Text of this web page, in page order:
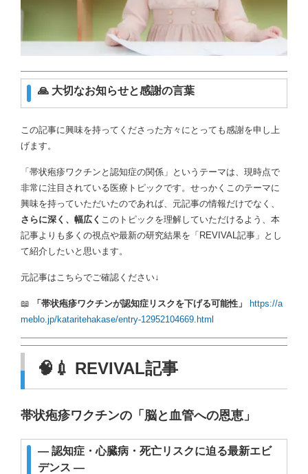
🙏 大切なお知らせと感謝の言葉
この記事に興味を持ってくださった方々にとっても感謝を申し上
げます。
「帯状疱疹ワクチンと認知症の関係」というテーマは、現時点で
非常に注目されている医療トピックです。せっかくこのテーマに
興味を持っていただいたのであれば、元記事の情報だけでなく、
さらに深く、幅広く このトピックを理解していただけるよう、本
記事よりも多くの視点や最新の研究結果を「REVIVAL記事」とし
て紹介したいと思います。
元記事はこちらでご確認ください↓
📖 「帯状疱疹ワクチンが認知症リスクを下げる可能性」
https://a
meblo.jp/kataritehakase/entry-12952104669.html
🧠💉 REVIVAL記事
帯状疱疹ワクチンの「脳と血管への恩恵」
― 認知症・心臓病・死亡リスクに迫る最新エビ
デンス ―